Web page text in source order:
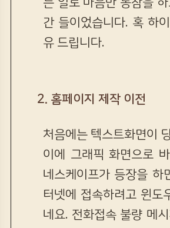
간 들이었습니다. 혹 하
유 드립니다.
2. 홈페이지 제작 이전
처음에는 텍스트화면이
이에 그래픽 화면으로
네스케이프가 등장을 하
터넷에 접속하려고 윈
네요. 전화접속 불량 메